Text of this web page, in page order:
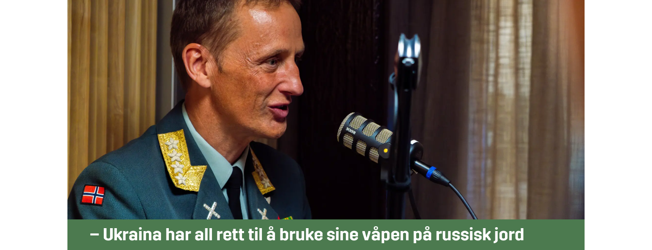
– Ukraina har all rett til å bruke sine våpen på russisk jord